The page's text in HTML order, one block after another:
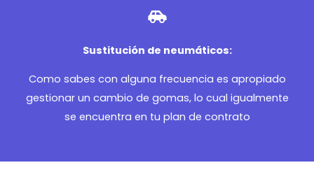
Sustitución de neumáticos:
Como sabes con alguna frecuencia es apropiado
gestionar un cambio de gomas, lo cual igualmente
se encuentra en tu plan de contrato